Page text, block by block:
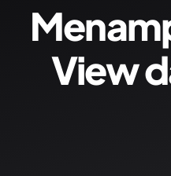
View